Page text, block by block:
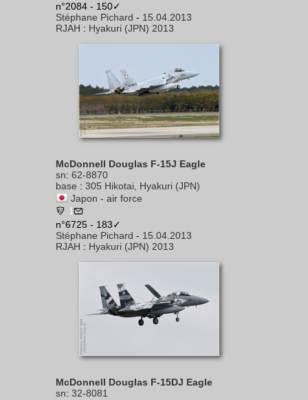
n°2084 - 150✓
Stéphane Pichard - 15.04.2013
RJAH : Hyakuri (JPN) 2013
McDonnell Douglas F-15J Eagle
sn: 62-8870
base : 305 Hikotai, Hyakuri (JPN)
Japon - air force
1
n°6725 - 183✓
Stéphane Pichard - 15.04.2013
RJAH : Hyakuri (JPN) 2013
McDonnell Douglas F-15DJ Eagle
sn: 32-8081